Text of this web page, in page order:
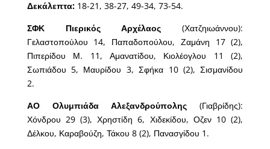
Δεκάλεπτα:18-21, 38-27, 49-34, 73-54.
ΣΦΚ Πιερικός Αρχέλαος (Χατζηιωάννου):
Γελαστοπούλου 14, Παπαδοπούλου, Ζαμάνη 17 (2),
Πιπερίδου Μ. 11, Αμανατίδου, Κιολέογλου 11 (2),
Σωπιάδου 5, Μαυρίδου 3, Σφήκα 10 (2), Σισμανίδου
2.
ΑΟ Ολυμπιάδα Αλεξανδρούπολης (Γιαβρίδης):
Χόνδρου 29 (3), Χρηστίδη 6, Χιδεκίδου, Οζεν 10 (2),
Δέλκου, Καραβούζη, Τάκου 8 (2), Πανασγίδου 1.